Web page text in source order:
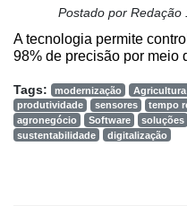
Postado por Redação
A tecnologia permite
98% de precisão por meio
Tags: modernização
Agricultura
produtividade
sensores tempo
agronegócio
Software soluções
sustentabilidade
digitalização